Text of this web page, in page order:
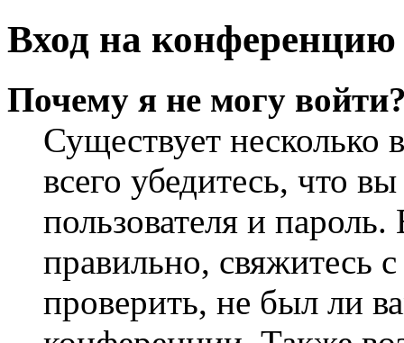
Вход на конференцию
Почему я не могу
Существует
всего убедитесь, что
пользователя и
правильно, свяжитесь
проверить, не был ли